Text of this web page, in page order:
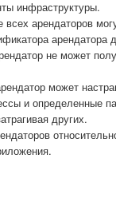
инфраструктуры.
арендаторов
арендатора
не может
может
и определенные
других.